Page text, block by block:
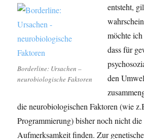
Borderline: Ursachen –
neurobiologische Faktoren
entsteht,
möchte
dass für
den
die neurobiologischen Faktoren (wie
Programmierung) bisher noch nicht die
Aufmerksamkeit finden. Zur